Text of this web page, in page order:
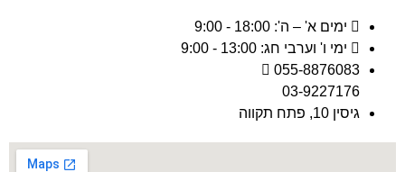
ימים א' – ה': 18:00 - 9:00
ימי ו' וערבי חג: 13:00 - 9:00
055-8876083
03-9227176
גיסין 10, פתח תקווה